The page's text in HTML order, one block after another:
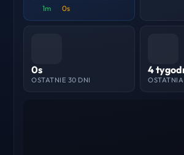
1m 0s
0s
OSTATNIE 30 DNI
4